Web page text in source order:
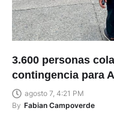
3.600 personas
contingencia para
agosto 7, 4:21 PM
By Fabian Campoverde